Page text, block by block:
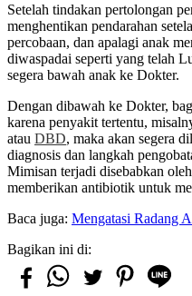
Setelah tindakan pertolongan
menghentikan pendarahan
percobaan, dan apalagi anak
diwaspadai seperti yang telah
segera bawah anak ke Dokter.
Dengan dibawah ke Dokter,
karena penyakit tertentu,
atau DBD, maka akan segera
diagnosis dan langkah
Mimisan terjadi disebabkan
memberikan antibiotik untuk
Baca juga: Mengatasi Radang
Bagikan ini di: